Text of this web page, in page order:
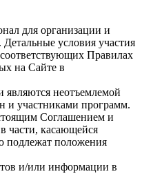
для организации и
условия участия
Правилах
на Сайте в
являются неотъемлемой
и участниками программ.
Соглашением и
части, касающейся
подлежат положения
и/или информации в